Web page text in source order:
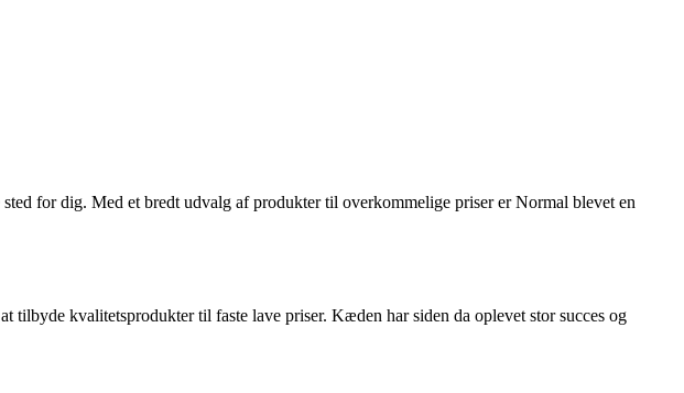
for dig. Med et bredt udvalg af produkter til overkommelige priser er Normal blevet en
kvalitetsprodukter til faste lave priser. Kæden har siden da oplevet stor succes og